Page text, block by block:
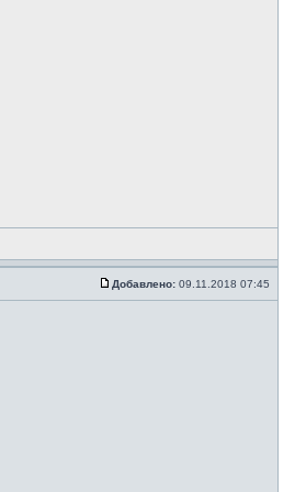
Добавлено: 09.11.2018 07:45